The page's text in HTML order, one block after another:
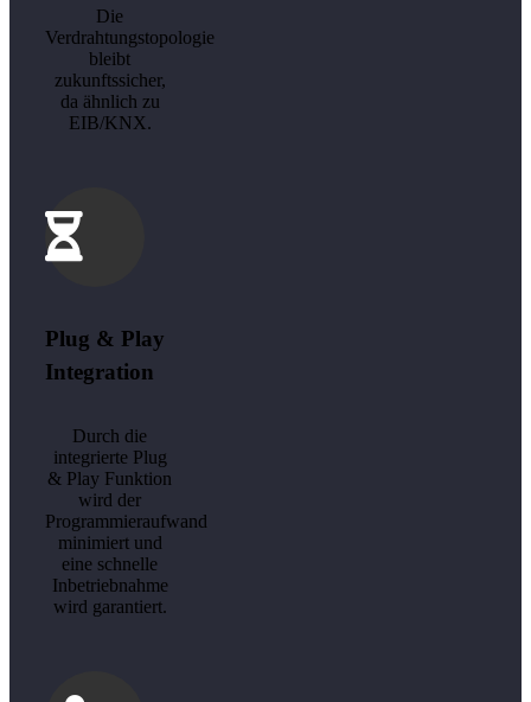
Die
Verdrahtungstopologie
bleibt
zukunftssicher,
da ähnlich zu
EIB/KNX.
Plug & Play
Integration
Durch die
integrierte Plug
& Play Funktion
wird der
Programmieraufwand
minimiert und
eine schnelle
Inbetriebnahme
wird garantiert.